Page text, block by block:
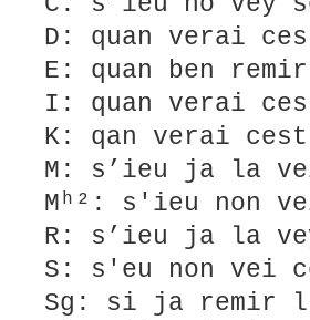
D: quan verai
E: quan ben
I: quan verai
K: qan verai
M: s’ieu ja la
Mʰ²: s'ieu non
R: s’ieu ja la
S: s'eu non vei
Sg: si ja remir